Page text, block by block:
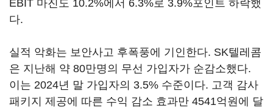
EBIT 마진도 10.2%에서 6.3%로 3.9%포인트 하락했
다.
실적 악화는 보안사고 후폭풍에 기인한다. SK텔레콤
은 지난해 약 80만명의 무선 가입자가 순감소했다.
이는 2024년 말 가입자의 3.5% 수준이다. 고객 감사
패키지 제공에 따른 수익 감소 효과만 4541억원에 달